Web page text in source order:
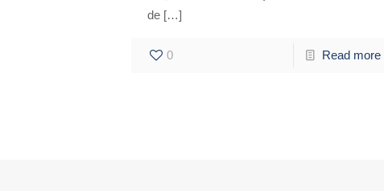
de[…]
0 Read more